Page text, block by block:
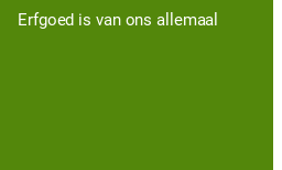
Erfgoed is van ons allemaal